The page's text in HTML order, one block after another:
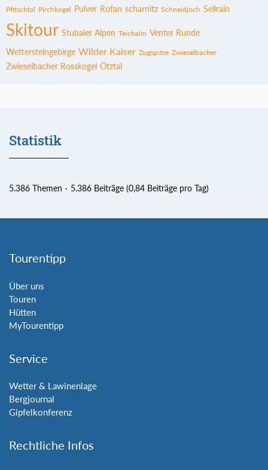
Pfitschtal Pirchkogel Pulver Rofan scharnitz Schneidjoch Sellrain
Skitour Stubaier Alpen Teichalm Venter Runde
Wettersteingebirge Wilder Kaiser Zugspitze Zwieselbacher
Zwieselbacher Rosskogel Ötztal
Statistik
5.386 Themen 5.386 Beiträge (0,84 Beiträge pro Tag)
Tourentipp
Über uns
Touren
Hütten
MyTourentipp
Service
Wetter & Lawinenlage
Bergjournal
Gipfelkonferenz
Rechtliche Infos